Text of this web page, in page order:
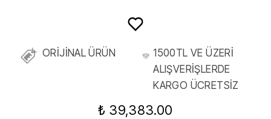
ORİJİNAL ÜRÜN
1500TL VE ÜZERİ
ALIŞVERİŞLERDE
KARGO ÜCRETSİZ
₺ 39,383.00